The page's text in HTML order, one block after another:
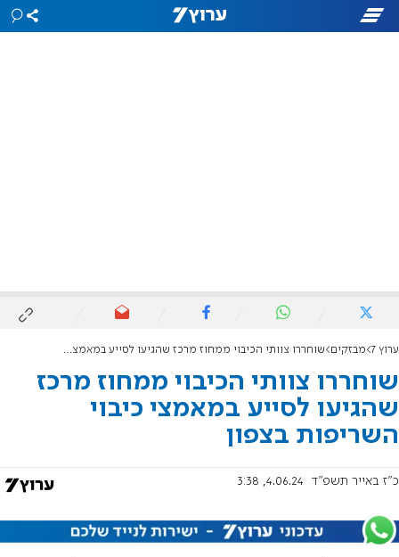
ערוץ 7 מבזקים שוחררו צוותי הכיבוי ממחוז מרכז שהגיעו לסייע במאמצי כיבוי השריפות בצפון
שוחררו צוותי הכיבוי ממחוז מרכז
שהגיעו לסייע במאמצי כיבוי
השריפות בצפון
כ"ז באייר תשפ"ד 4.06.24, 3:38